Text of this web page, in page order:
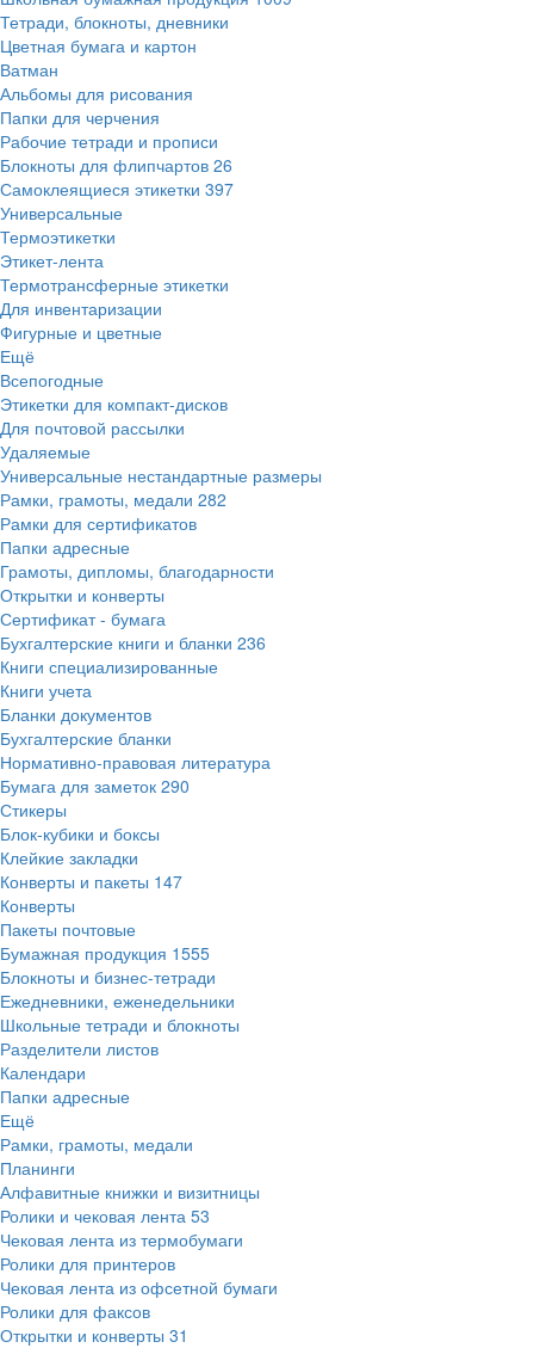
Тетради, блокноты, дневники
Цветная бумага и картон
Ватман
Альбомы для рисования
Папки для черчения
Рабочие тетради и прописи
Блокноты для флипчартов 26
Самоклеящиеся этикетки 397
Универсальные
Термоэтикетки
Этикет-лента
Термотрансферные этикетки
Для инвентаризации
Фигурные и цветные
Ещё
Всепогодные
Этикетки для компакт-дисков
Для почтовой рассылки
Удаляемые
Универсальные нестандартные размеры
Рамки, грамоты, медали 282
Рамки для сертификатов
Папки адресные
Грамоты, дипломы, благодарности
Открытки и конверты
Сертификат - бумага
Бухгалтерские книги и бланки 236
Книги специализированные
Книги учета
Бланки документов
Бухгалтерские бланки
Нормативно-правовая литература
Бумага для заметок 290
Стикеры
Блок-кубики и боксы
Клейкие закладки
Конверты и пакеты 147
Конверты
Пакеты почтовые
Бумажная продукция 1555
Блокноты и бизнес-тетради
Ежедневники, еженедельники
Школьные тетради и блокноты
Разделители листов
Календари
Папки адресные
Ещё
Рамки, грамоты, медали
Планинги
Алфавитные книжки и визитницы
Ролики и чековая лента 53
Чековая лента из термобумаги
Ролики для принтеров
Чековая лента из офсетной бумаги
Ролики для факсов
Открытки и конверты 31